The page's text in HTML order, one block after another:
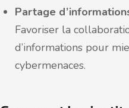
Partage
Favoriser la
d’informations pour
cybermenaces.